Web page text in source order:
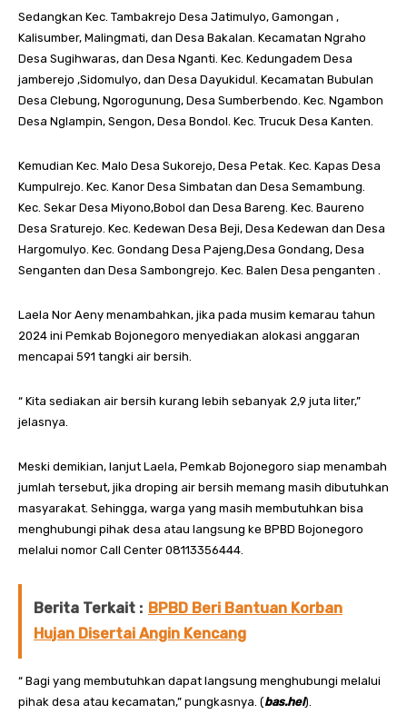
Sedangkan Kec. Tambakrejo Desa Jatimulyo, Gamongan ,
Kalisumber, Malingmati, dan Desa Bakalan. Kecamatan Ngraho
Desa Sugihwaras, dan Desa Nganti. Kec. Kedungadem Desa
jamberejo ,Sidomulyo, dan Desa Dayukidul. Kecamatan Bubulan
Desa Clebung, Ngorogunung, Desa Sumberbendo. Kec. Ngambon
Desa Nglampin, Sengon, Desa Bondol. Kec. Trucuk Desa Kanten.
Kemudian Kec. Malo Desa Sukorejo, Desa Petak. Kec. Kapas Desa
Kumpulrejo. Kec. Kanor Desa Simbatan dan Desa Semambung.
Kec. Sekar Desa Miyono,Bobol dan Desa Bareng. Kec. Baureno
Desa Sraturejo. Kec. Kedewan Desa Beji, Desa Kedewan dan Desa
Hargomulyo. Kec. Gondang Desa Pajeng,Desa Gondang, Desa
Senganten dan Desa Sambongrejo. Kec. Balen Desa penganten .
Laela Nor Aeny menambahkan, jika pada musim kemarau tahun
2024 ini Pemkab Bojonegoro menyediakan alokasi anggaran
mencapai 591 tangki air bersih.
“ Kita sediakan air bersih kurang lebih sebanyak 2,9 juta liter,”
jelasnya.
Meski demikian, lanjut Laela, Pemkab Bojonegoro siap menambah
jumlah tersebut, jika droping air bersih memang masih dibutuhkan
masyarakat. Sehingga, warga yang masih membutuhkan bisa
menghubungi pihak desa atau langsung ke BPBD Bojonegoro
melalui nomor Call Center 08113356444.
Berita Terkait : BPBD Beri Bantuan Korban
Hujan Disertai Angin Kencang
“ Bagi yang membutuhkan dapat langsung menghubungi melalui
pihak desa atau kecamatan,” pungkasnya. (bas.hel).